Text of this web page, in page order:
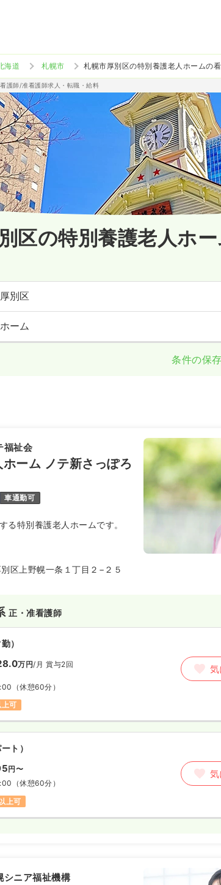
海道 札幌市 札幌市厚別区の特別養護老人ホームの
護師/准看護師求人・転職・給料
区の特別養護老人ホ
別区
ーム
条件の保
福祉会
ーム ノテ新さっぽろ
車通勤可
る特別養護老人ホームです。
区上野幌一条１丁目２−２５
正・准看護師
）
万円/月 賞与2回
（休憩60分）
可
気
ト）
円〜
（休憩60分）
上可
気
シニア福祉機構